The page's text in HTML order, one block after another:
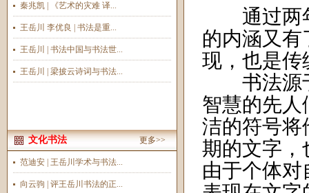
秦兆凯 | 《艺术的灾难 译...
王岳川 李优良 | 书法是重...
王岳川 | 书法中国与书法世...
王岳川 | 梁披云诗词与书法...
文化书法 更多>>
范迪安 | 王岳川学术与书法...
向云驹 | 评王岳川书法的正...
通过两年
的内涵又
现，也是传
书法源于
智慧的先人
洁的符号将
期的文字，
由于个体